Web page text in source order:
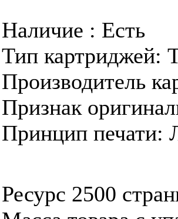
Наличие : Есть
Тип картриджей:
Производитель
Признак
Принцип печати:
Ресурс 2500